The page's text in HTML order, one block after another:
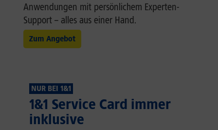
Anwendungen mit persönlichem Experten-
Support – alles aus einer Hand.
Zum Angebot
NUR BEI 1&1
1&1 Service Card immer
inklusive